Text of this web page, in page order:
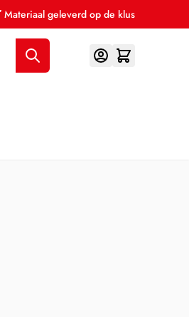
Materiaal geleverd op de klus